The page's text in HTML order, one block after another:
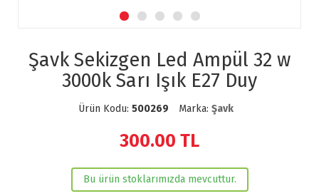
Şavk Sekizgen Led Ampül 32 w
3000k Sarı Işık E27 Duy
Ürün Kodu: 500269 Marka: Şavk
300.00 TL
Bu ürün stoklarımızda mevcuttur.